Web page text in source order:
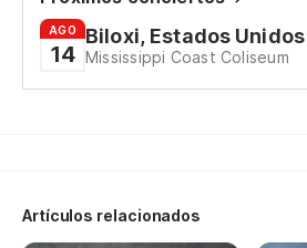
AGO
14
Biloxi, Estados Unidos
Mississippi Coast Coliseum
Artículos relacionados